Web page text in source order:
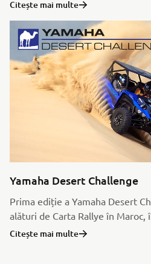
Citește mai multe
Yamaha Desert Challenge
Prima ediție a Yamaha Desert
alături de Carta Rallye în
Citește mai multe